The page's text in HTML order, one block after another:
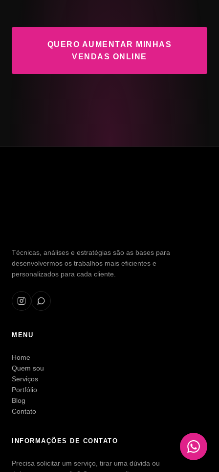
QUERO AUMENTAR MINHAS
VENDAS ONLINE
Técnicas, análises e estratégias são as bases para
desenvolvermos os trabalhos mais eficientes e
personalizados para cada cliente.
MENU
Home
Quem sou
Serviços
Portfólio
Blog
Contato
INFORMAÇÕES DE CONTATO
Precisa solicitar um serviço, tirar uma dúvida ou